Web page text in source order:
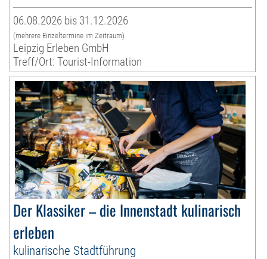
06.08.2026 bis 31.12.2026
(mehrere Einzeltermine im Zeitraum)
Leipzig Erleben GmbH
Treff/Ort: Tourist-Information
Der Klassiker – die Innenstadt kulinarisch
erleben
kulinarische Stadtführung